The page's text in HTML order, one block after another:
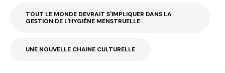
TOUT LE MONDE DEVRAIT S'IMPLIQUER DANS LA
GESTION DE L'HYGIÈNE MENSTRUELLE .
UNE NOUVELLE CHAINE CULTURELLE